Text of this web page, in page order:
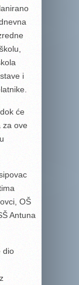
i
će
za ove
OŠ
Antuna
dio